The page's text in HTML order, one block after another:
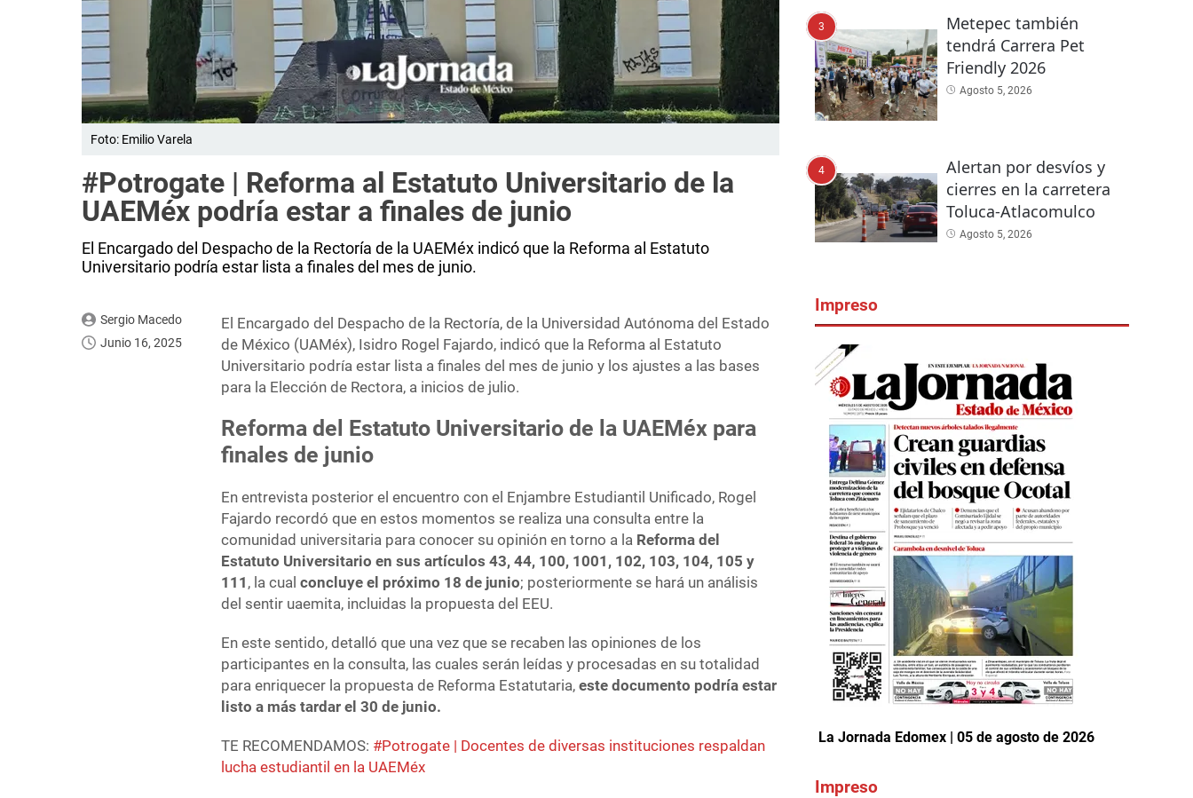
Foto: Emilio Varela
#Potrogate | Reforma al Estatuto Universitario de la
UAEMéx podría estar a finales de junio
El Encargado del Despacho de la Rectoría de la UAEMéx indicó que la Reforma al Estatuto
Universitario podría estar lista a finales del mes de junio.
Sergio Macedo
Junio 16, 2025
El Encargado del Despacho de la Rectoría, de la Universidad Autónoma del Estado
de México (UAMéx), Isidro Rogel Fajardo, indicó que la Reforma al Estatuto
Universitario podría estar lista a finales del mes de junio y los ajustes a las bases
para la Elección de Rectora, a inicios de julio.
Reforma del Estatuto Universitario de la UAEMéx para
finales de junio
En entrevista posterior el encuentro con el Enjambre Estudiantil Unificado, Rogel
Fajardo recordó que en estos momentos se realiza una consulta entre la
comunidad universitaria para conocer su opinión en torno a la Reforma del
Estatuto Universitario en sus artículos 43, 44, 100, 1001, 102, 103, 104, 105 y
111 , la cualconcluye el próximo 18 de junio; posteriormente se hará un análisis
del sentir uaemita, incluidas la propuesta del EEU.
En este sentido, detalló que una vez que se recaben las opiniones de los
participantes en la consulta, las cuales serán leídas y procesadas en su totalidad
para enriquecer la propuesta de Reforma Estatutaria,este documento podría estar
listo a más tardar el 30 de junio.
TE RECOMENDAMOS: #Potrogate | Docentes de diversas instituciones respaldan
lucha estudiantil en la UAEMéx
3
Metepec también
tendrá Carrera Pet
Friendly 2026
Agosto 5, 2026
4
Alertan por desvíos y
cierres en la carretera
Toluca-Atlacomulco
Agosto 5, 2026
Impreso
La Jornada Edomex | 05 de agosto de 2026
Impreso